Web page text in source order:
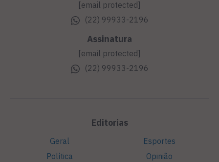
[email protected]
(22) 99933-2196
Assinatura
[email protected]
(22) 99933-2196
Editorias
Geral
Política
Esportes
Opinião